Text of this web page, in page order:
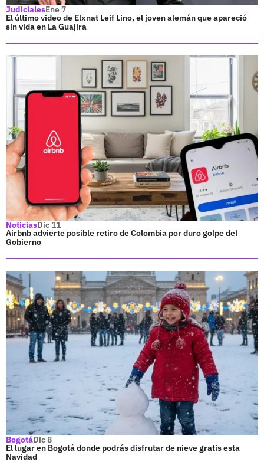
JudicialesEne 7
El último video de Elxnat Leif Lino, el joven alemán que apareció
sin vida en La Guajira
NoticiasDic 11
Airbnb advierte posible retiro de Colombia por duro golpe del
Gobierno
BogotáDic 8
El lugar en Bogotá donde podrás disfrutar de nieve gratis esta
Navidad